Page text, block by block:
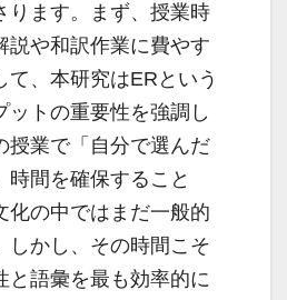
ります。まず、授業時
説や和訳作業に費やす
て、本研究はERという
ットの重要性を強調し
授業で「自分で選んだ
時間を確保すること
化の中ではまだ一般的
しかし、その時間こそ
と語彙を最も効率的に